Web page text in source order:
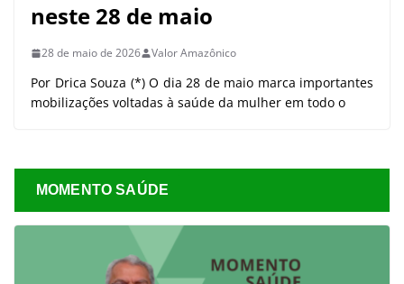
neste 28 de maio
28 de maio de 2026 Valor Amazônico
Por Drica Souza (*) O dia 28 de maio marca importantes
mobilizações voltadas à saúde da mulher em todo o
MOMENTO SAÚDE